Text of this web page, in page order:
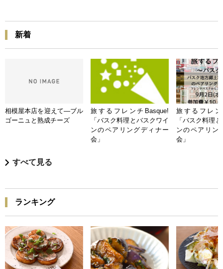
新着
相模屋本店を迎えて―ブル
ゴーニュと熟成チーズ
旅するフレンチBasque!
「バスク料理とバスクワイ
ンのペアリングディナー
会」
旅するフレン
「バスク料理
ンのペアリン
会」
すべて見る
ランキング